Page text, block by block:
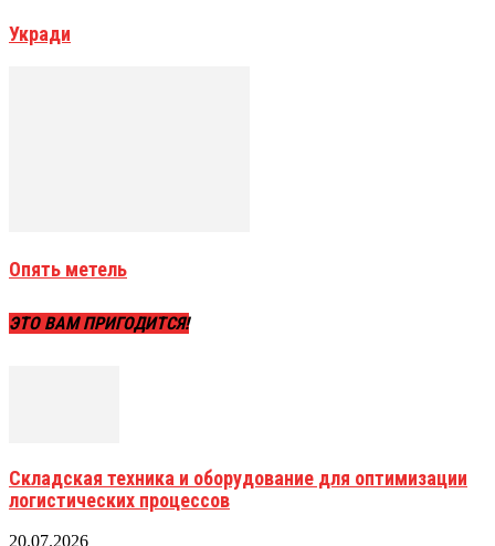
Укради
Опять метель
ЭТО ВАМ ПРИГОДИТСЯ!
Складская техника и оборудование для оптимизации
логистических процессов
20.07.2026